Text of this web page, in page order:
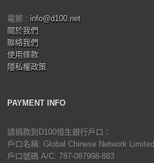
電郵 : info@d100.net
關於我們
聯絡我們
使用條款
隱私權政策
PAYMENT INFO
請捐款到D100恒生銀行戶口：
戶口名稱: Global Chinese Network Limited
戶口號碼 A/C: 787-087998-883